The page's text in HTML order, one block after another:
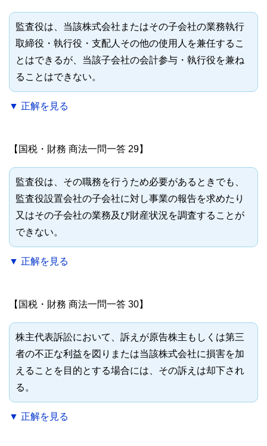
監査役は、当該株式会社またはその子会社の業務執行
取締役・執行役・支配人その他の使用人を兼任するこ
とはできるが、当該子会社の会計参与・執行役を兼ね
ることはできない。
▼ 正解を見る
【国税・財務 商法一問一答 29】
監査役は、その職務を行うため必要があるときでも、
監査役設置会社の子会社に対し事業の報告を求めたり
又はその子会社の業務及び財産状況を調査することが
できない。
▼ 正解を見る
【国税・財務 商法一問一答 30】
株主代表訴訟において、訴えが原告株主もしくは第三
者の不正な利益を図りまたは当該株式会社に損害を加
えることを目的とする場合には、その訴えは却下され
る。
▼ 正解を見る